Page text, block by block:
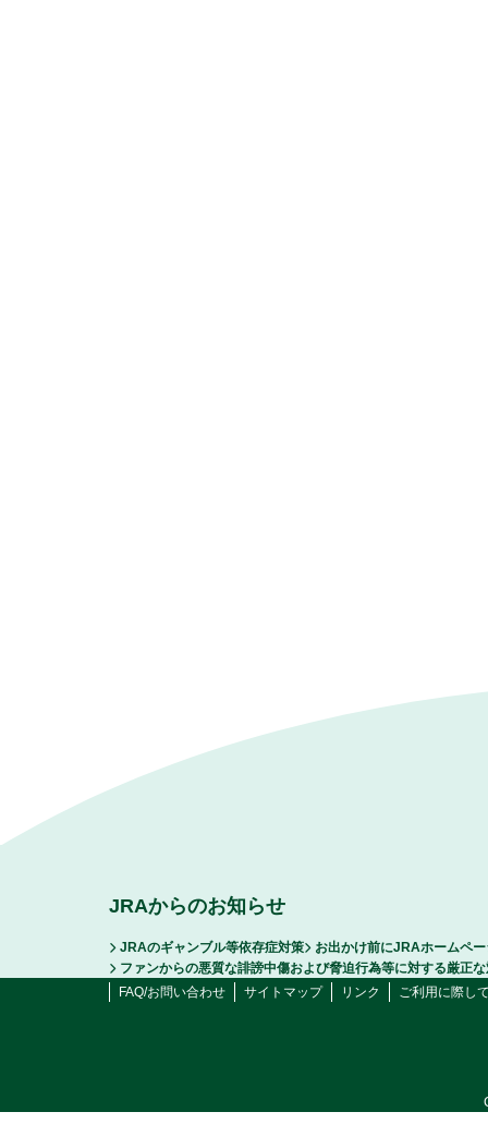
JRAからのお知らせ
JRAのギャンブル等依存症対策
お出かけ前にJRAホームペ
ファンからの悪質な誹謗中傷および脅迫行為等に対する厳正
FAQ/お問い合わせ
サイトマップ リンク ご利用に際し